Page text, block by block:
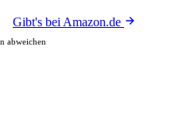
Gibt's bei Amazon.de
abweichen